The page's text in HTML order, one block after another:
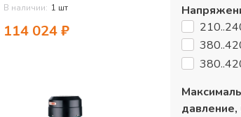
В наличии: 1 шт
114 024₽
давление,